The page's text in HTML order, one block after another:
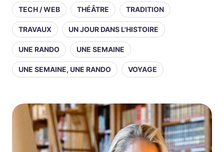
TECH / WEB THÉÂTRE TRADITION
TRAVAUX UN JOUR DANS L'HISTOIRE
UNE RANDO UNE SEMAINE
UNE SEMAINE, UNE RANDO VOYAGE